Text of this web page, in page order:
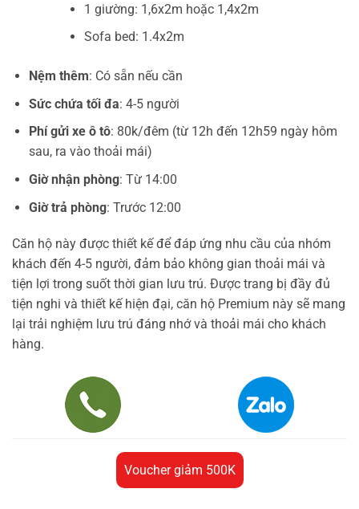
1 giường: 1,6x2m hoặc 1,4x2m
Sofa bed: 1.4x2m
Nệm thêm: Có sẵn nếu cần
Sức chứa tối đa: 4-5 người
Phí gửi xe ô tô: 80k/đêm (từ 12h đến 12h59 ngày hôm
sau, ra vào thoải mái)
Giờ nhận phòng: Từ 14:00
Giờ trả phòng: Trước 12:00
Căn hộ này được thiết kế để đáp ứng nhu cầu của nhóm
khách đến 4-5 người, đảm bảo không gian thoải mái và
tiện lợi trong suốt thời gian lưu trú. Được trang bị đầy đủ
tiện nghi và thiết kế hiện đại, căn hộ Premium này sẽ mang
lại trải nghiệm lưu trú đáng nhớ và thoải mái cho khách
hàng.
Voucher giảm 500K